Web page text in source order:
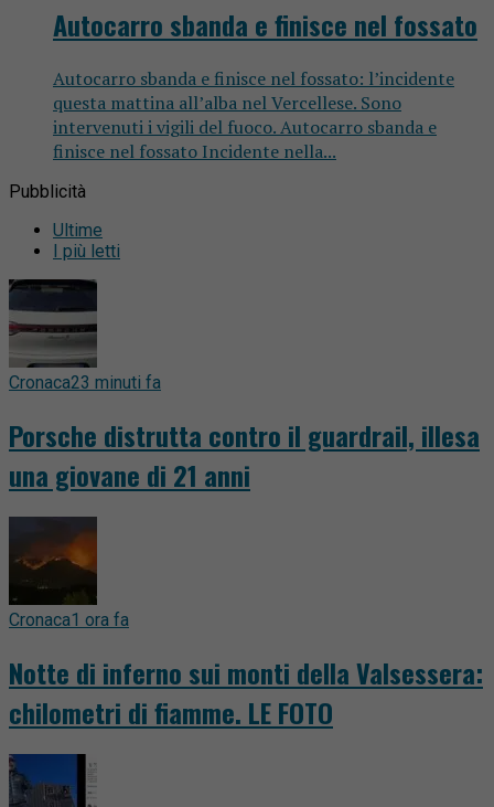
Autocarro sbanda e finisce nel fossato
Autocarro sbanda e finisce nel fossato: l’incidente
questa mattina all’alba nel Vercellese. Sono
intervenuti i vigili del fuoco. Autocarro sbanda e
finisce nel fossato Incidente nella...
Pubblicità
Ultime
I più letti
Cronaca23 minuti fa
Porsche distrutta contro il guardrail, illesa
una giovane di 21 anni
Cronaca1 ora fa
Notte di inferno sui monti della Valsessera:
chilometri di fiamme. LE FOTO